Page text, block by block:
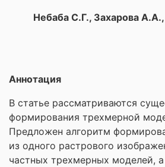
Небаба С.Г., Захарова
Аннотация
В статье рассматриваются
формирования трехмерной
Предложен алгоритм
из одного растрового
частных трехмерных моделей,